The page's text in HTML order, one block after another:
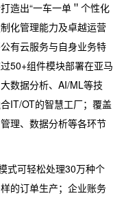
造出“一车一单＂个性化
化管理能力及卓越运营
有云服务与自身业务特
50+组件模块部署在亚马
数据分析、AI/ML等技
IT/OT的智慧工厂；覆盖
理、数据分析等各环节
式可轻松处理30万种个
的订单生产；企业账务